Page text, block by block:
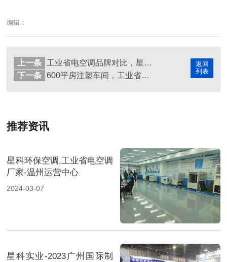
编辑：
返回
列表
上一条
工业省电空调品牌对比，星科工业省电空调节能优势一目了然！
下一条
600平房注塑车间，工业省电空调设备几匹合适？
推荐资讯
星科环保空调,工业省电空调
厂家-温州运营中心
2024-03-07
星科实业-2023广州国际制